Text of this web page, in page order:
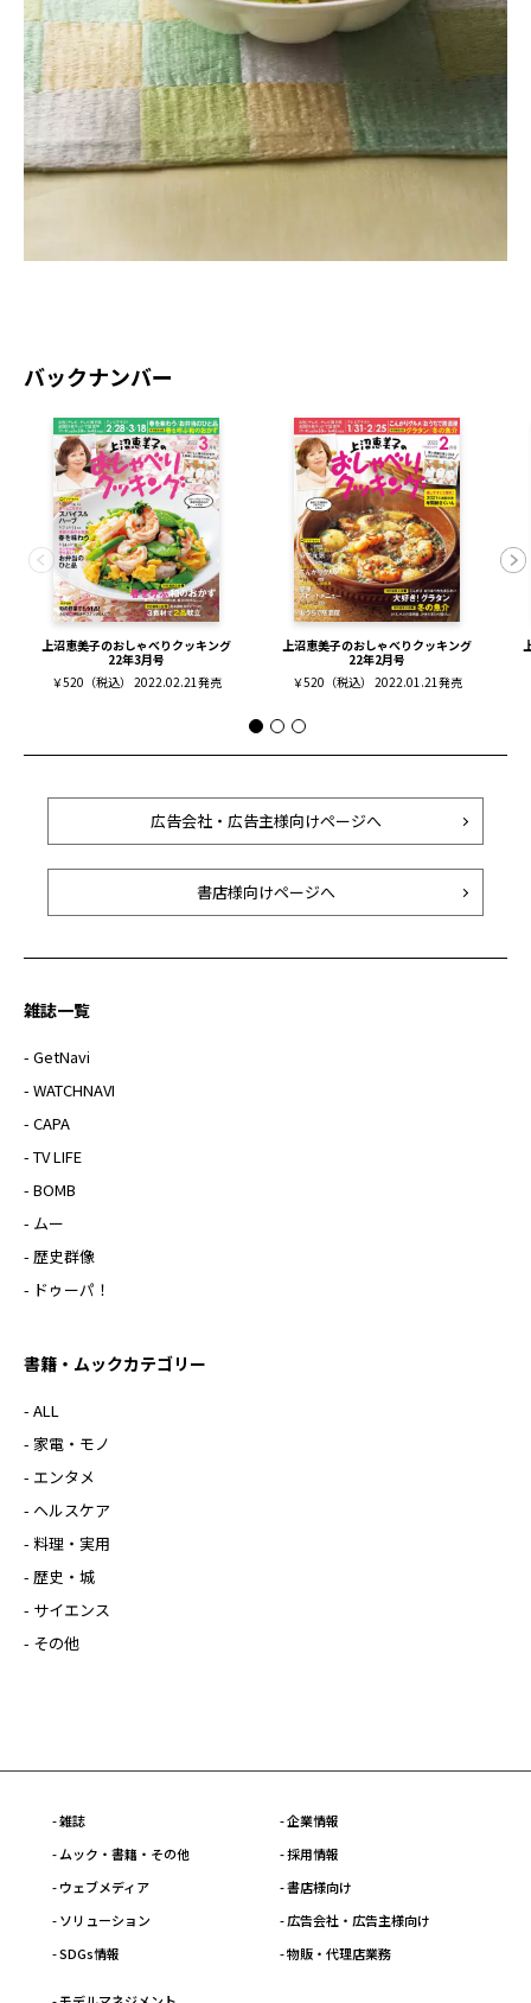
バックナンバー
上沼恵美子のおしゃべりクッキング
22年3月号
￥520（税込） 2022.02.21発売
上沼恵美子のおしゃべりクッキング
22年2月号
￥520（税込） 2022.01.21発売
広告会社・広告主様向けページへ
書店様向けページへ
雑誌一覧
- GetNavi
- WATCHNAVI
- CAPA
- TV LIFE
- BOMB
- ムー
- 歴史群像
- ドゥーパ！
書籍・ムックカテゴリー
- ALL
- 家電・モノ
- エンタメ
- ヘルスケア
- 料理・実用
- 歴史・城
- サイエンス
- その他
- 雑誌
- ムック・書籍・その他
- ウェブメディア
- ソリューション
- SDGs情報
- 企業情報
- 採用情報
- 書店様向け
- 広告会社・広告主様向け
- 物販・代理店業務